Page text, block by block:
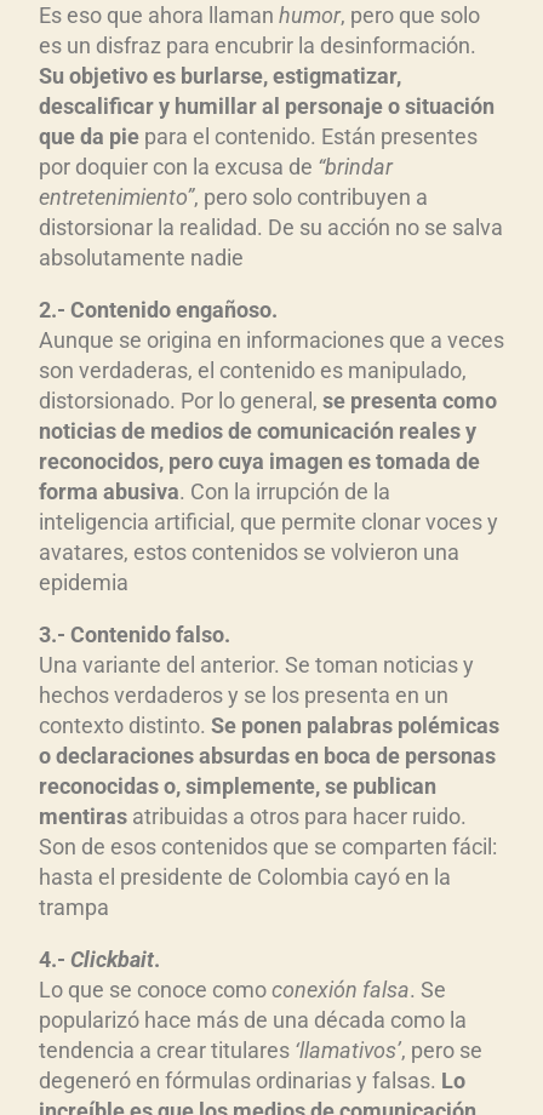
Es eso que ahora llaman humor, pero que solo
es un disfraz para encubrir la desinformación.
Su objetivo es burlarse, estigmatizar,
descalificar y humillar al personaje o situación
que da pie para el contenido. Están presentes
por doquier con la excusa de “brindar
entretenimiento”, pero solo contribuyen a
distorsionar la realidad. De su acción no se salva
absolutamente nadie
2.- Contenido engañoso.
Aunque se origina en informaciones que a veces
son verdaderas, el contenido es manipulado,
distorsionado. Por lo general, se presenta como
noticias de medios de comunicación reales y
reconocidos, pero cuya imagen es tomada de
forma abusiva. Con la irrupción de la
inteligencia artificial, que permite clonar voces y
avatares, estos contenidos se volvieron una
epidemia
3.- Contenido falso.
Una variante del anterior. Se toman noticias y
hechos verdaderos y se los presenta en un
contexto distinto. Se ponen palabras polémicas
o declaraciones absurdas en boca de personas
reconocidas o, simplemente, se publican
mentiras atribuidas a otros para hacer ruido.
Son de esos contenidos que se comparten fácil:
hasta el presidente de Colombia cayó en la
trampa
4.- Clickbait.
Lo que se conoce comoconexión falsa. Se
popularizó hace más de una década como la
tendencia a crear titulares ‘llamativos’, pero se
degeneró en fórmulas ordinarias y falsas. Lo